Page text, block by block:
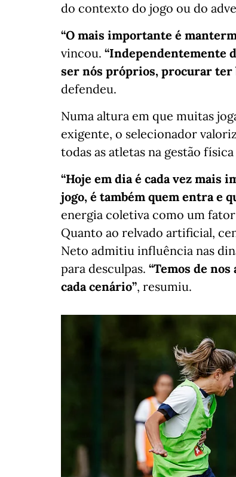
do contexto do jogo ou do
“O mais importante é
vincou. “Independentemente
ser nós próprios, procurar ter
defendeu.
Numa altura em que muitas
exigente, o selecionador
todas as atletas na gestão
“Hoje em dia é cada vez mais
jogo, é também quem entra e
energia coletiva como um
Quanto ao relvado artificial,
Neto admitiu influência nas
para desculpas. “Temos de
cada cenário”, resumiu.